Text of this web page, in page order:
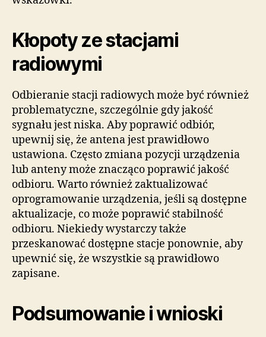
Kłopoty ze stacjami
radiowymi
Odbieranie stacji radiowych może być również
problematyczne, szczególnie gdy jakość
sygnału jest niska. Aby poprawić odbiór,
upewnij się, że antena jest prawidłowo
ustawiona. Często zmiana pozycji urządzenia
lub anteny może znacząco poprawić jakość
odbioru. Warto również zaktualizować
oprogramowanie urządzenia, jeśli są dostępne
aktualizacje, co może poprawić stabilność
odbioru. Niekiedy wystarczy także
przeskanować dostępne stacje ponownie, aby
upewnić się, że wszystkie są prawidłowo
zapisane.
Podsumowanie i wnioski